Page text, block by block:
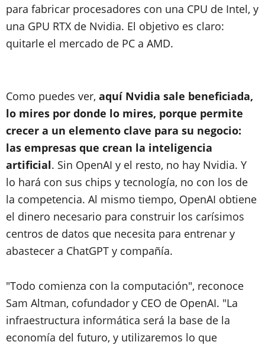
para fabricar procesadores con una CPU de Intel, y
una GPU RTX de Nvidia. El objetivo es claro:
quitarle el mercado de PC a AMD.
Como puedes ver, aquí Nvidia sale beneficiada,
lo mires por donde lo mires, porque permite
crecer a un elemento clave para su negocio:
las empresas que crean la inteligencia
artificial. Sin OpenAI y el resto, no hay Nvidia. Y
lo hará con sus chips y tecnología, no con los de
la competencia. Al mismo tiempo, OpenAI obtiene
el dinero necesario para construir los carísimos
centros de datos que necesita para entrenar y
abastecer a ChatGPT y compañía.
"Todo comienza con la computación", reconoce
Sam Altman, cofundador y CEO de OpenAI. "La
infraestructura informática será la base de la
economía del futuro, y utilizaremos lo que